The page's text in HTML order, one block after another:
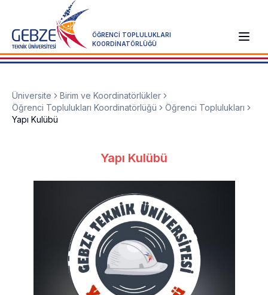
ÖĞRENCİ TOPLULUKLARI
KOORDİNATÖRLÜĞÜ
Üniversite
Birim ve Koordinatörlükler
Öğrenci Toplulukları Koordinatörlüğü
Öğrenci Toplulukları
Yapı Kulübü
Yapı Kulübü